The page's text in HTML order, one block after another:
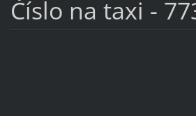
Číslo na taxi -